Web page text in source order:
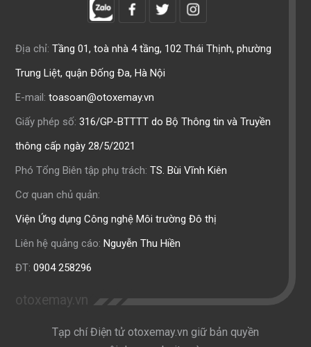
Địa chỉ: Tầng 01, toà nhà 4 tầng, 102 Thái Thịnh, phường
Trung Liệt, quận Đống Đa, Hà Nội
E-mail: toasoan@otoxemay.vn
Giấy phép số: 316/GP-BTTTT do Bộ Thông tin và Truyền
thông cấp ngày 28/5/2021
Phó Tổng Biên tập phụ trách: TS. Bùi Vĩnh Kiên
Cơ quan chủ quản:
Viện Ứng dụng Công nghệ Môi trường Đô thị
Liên hệ quảng cáo: Nguyễn Thu Hiền
ĐT: 0904 258296
otoxemay.vn
Tạp chí Điện tử otoxemay.vn giữ bản quyền